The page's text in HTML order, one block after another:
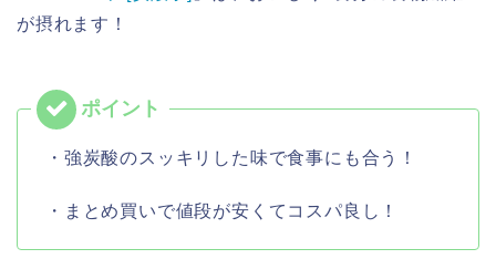
が摂れます！
・強炭酸のスッキリした味で食事にも合う！
・まとめ買いで値段が安くてコスパ良し！